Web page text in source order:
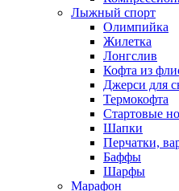
Лыжный спорт
Олимпийка
Жилетка
Лонгслив
Кофта из
Джерси для
Термокофта
Стартовые
Шапки
Перчатки,
Баффы
Шарфы
Марафон